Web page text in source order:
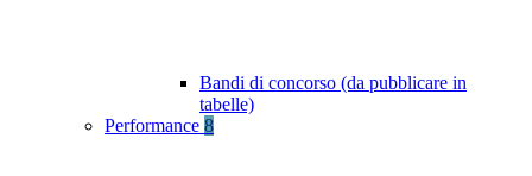
Bandi di concorso (da pubblicare in
tabelle)
Performance 8